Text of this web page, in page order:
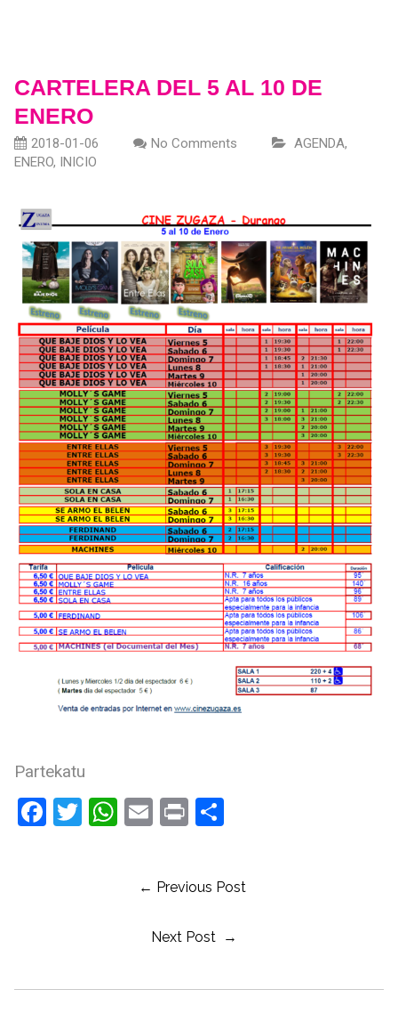
CARTELERA DEL 5 AL 10 DE
ENERO
2018-01-06 No Comments AGENDA,
ENERO, INICIO
Partekatu
Facebook
TwitterWhatsApp
EmailPrint
← Previous Post
Next Post →